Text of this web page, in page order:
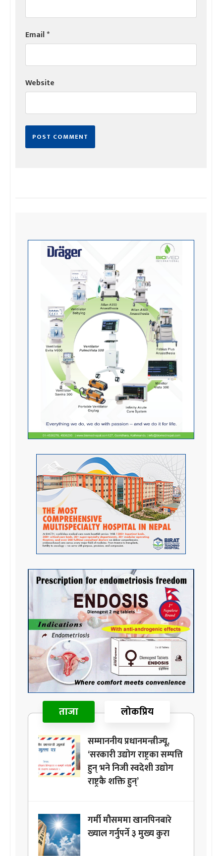
Email*
Website
ताजा लोकप्रिय
सम्माननीय प्रधानमन्त्रीज्यू,
‘सरकारी उद्योग राष्ट्रका सम्पत्ति
हुन् भने निजी स्वदेशी उद्योग
राष्ट्रकै शक्ति हुन्’
गर्मी मौसममा खानपिनबारे
ख्याल गर्नुपर्ने ३ मुख्य कुरा